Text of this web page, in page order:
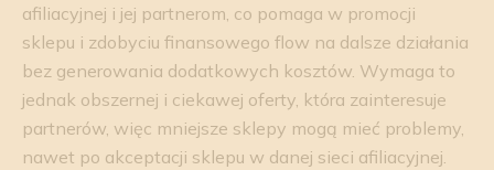
afiliacyjnej i jej partnerom, co pomaga w promocji
sklepu i zdobyciu finansowego flow na dalsze działania
bez generowania dodatkowych kosztów. Wymaga to
jednak obszernej i ciekawej oferty, która zainteresuje
partnerów, więc mniejsze sklepy mogą mieć problemy,
nawet po akceptacji sklepu w danej sieci afiliacyjnej.